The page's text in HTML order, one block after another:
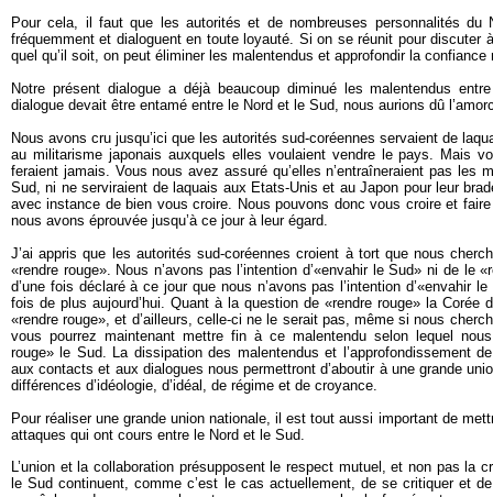
Pour cela, il faut que les autorités et de nombreuses personnalités du
fréquemment et dialoguent en toute loyauté. Si on se réunit pour discuter
quel qu’il soit, on peut éliminer les malentendus et approfondir la confiance
Notre présent dialogue a déjà beaucoup diminué les malentendus
dialogue devait être entamé entre le Nord et le Sud, nous aurions dû
Nous avons cru jusqu’ici que les autorités sud-coréennes servaient de
au militarisme japonais auxquels elles voulaient vendre le pays. Mais
feraient jamais. Vous nous avez assuré qu’elles n’entraîneraient pas les
Sud, ni ne serviraient de laquais aux Etats-Unis et au Japon pour leur
avec instance de bien vous croire. Nous pouvons donc vous croire et
nous avons éprouvée jusqu’à ce jour à leur égard.
J’ai appris que les autorités sud-coréennes croient à tort que nous
«rendre rouge». Nous n’avons pas l’intention d’«envahir le Sud» ni de le
d’une fois déclaré à ce jour que nous n’avons pas l’intention d’«envahir
fois de plus aujourd’hui. Quant à la question de «rendre rouge» la Corée
«rendre rouge», et d’ailleurs, celle-ci ne le serait pas, même si nous
vous pourrez maintenant mettre fin à ce malentendu selon lequel
rouge» le Sud. La dissipation des malentendus et l’approfondissement
aux contacts et aux dialogues nous permettront d’aboutir à une grande
différences d’idéologie, d’idéal, de régime et de croyance.
Pour réaliser une grande union nationale, il est tout aussi important de
attaques qui ont cours entre le Nord et le Sud.
L’union et la collaboration présupposent le respect mutuel, et non pas la
le Sud continuent, comme c’est le cas actuellement, de se critiquer et de